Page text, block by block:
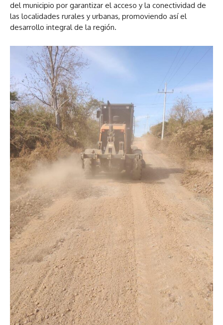
del municipio por garantizar el acceso y la conectividad de
las localidades rurales y urbanas, promoviendo así el
desarrollo integral de la región.